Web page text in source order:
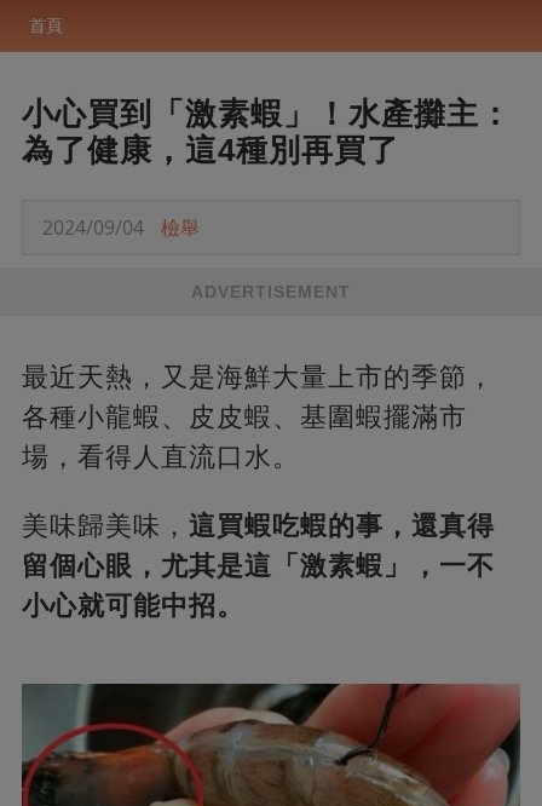
首頁
小心買到「激素蝦」！水產攤主：
為了健康，這4種別再買了
2024/09/04 檢舉
ADVERTISEMENT
最近天熱，又是海鮮大量上市的季節，
各種小龍蝦、皮皮蝦、基圍蝦擺滿市
場，看得人直流口水。
美味歸美味， 這買蝦吃蝦的事，還真得
留個心眼，尤其是這「激素蝦」，一不
小心就可能中招。